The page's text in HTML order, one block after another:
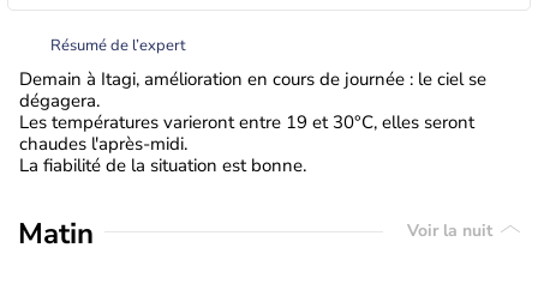
Résumé de l’expert
Demain à Itagi, amélioration en cours de journée : le ciel se
dégagera.
Les températures varieront entre 19 et 30°C, elles seront
chaudes l'après-midi.
La fiabilité de la situation est bonne.
Matin Voir la nuit